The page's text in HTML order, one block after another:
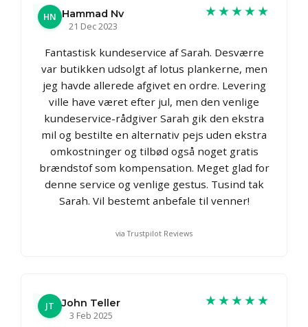
HN Hammad Nv
21 Dec 2023
★★★★★
Fantastisk kundeservice af Sarah. Desværre
var butikken udsolgt af lotus plankerne, men
jeg havde allerede afgivet en ordre. Levering
ville have været efter jul, men den venlige
kundeservice-rådgiver Sarah gik den ekstra
mil og bestilte en alternativ pejs uden ekstra
omkostninger og tilbød også noget gratis
brændstof som kompensation. Meget glad for
denne service og venlige gestus. Tusind tak
Sarah. Vil bestemt anbefale til venner!
via Trustpilot Reviews
JT
John Teller
3 Feb 2025
★★★★★